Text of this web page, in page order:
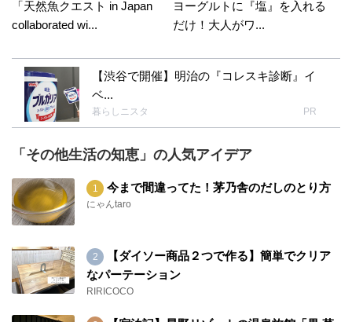
「天然魚クエスト in Japan
collaborated wi...
ヨーグルトに『塩』を入れる
だけ！大人がワ...
【渋谷で開催】明治の『コレスキ診断』イ
ベ...
暮らしニスタ PR
「その他生活の知恵」の人気アイデア
今まで間違ってた！茅乃舎のだしのとり方
にゃんtaro
【ダイソー商品２つで作る】簡単でクリア
なパーテーション
RIRICOCO